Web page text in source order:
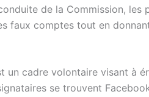
de la Commission, les
faux comptes tout en
un cadre volontaire visant à
se trouvent